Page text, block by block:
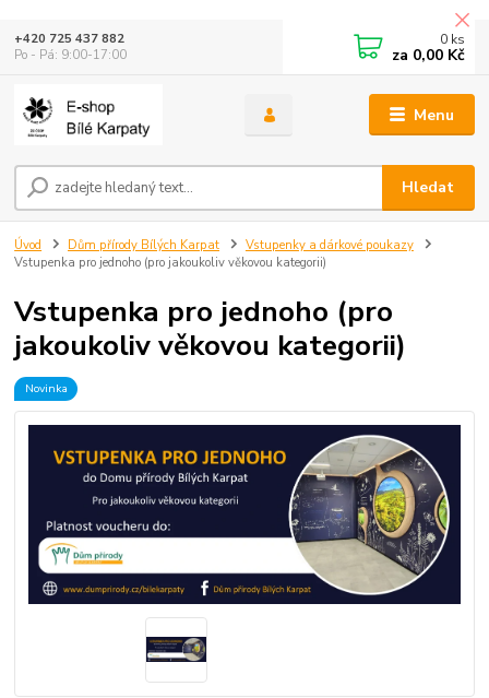
Menu
Hledat
+420 725 437 882
Po - Pá: 9:00-17:00
0 ks
za 0,00 Kč
Úvod Dům přírody Bílých Karpat
Vstupenky a dárkové poukazy
Vstupenka pro jednoho (pro jakoukoliv věkovou kategorii)
Vstupenka pro jednoho (pro
jakoukoliv věkovou kategorii)
Novinka